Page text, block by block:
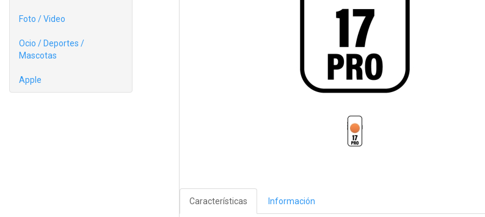
Foto / Video
Ocio / Deportes /
Mascotas
Apple
Características Información